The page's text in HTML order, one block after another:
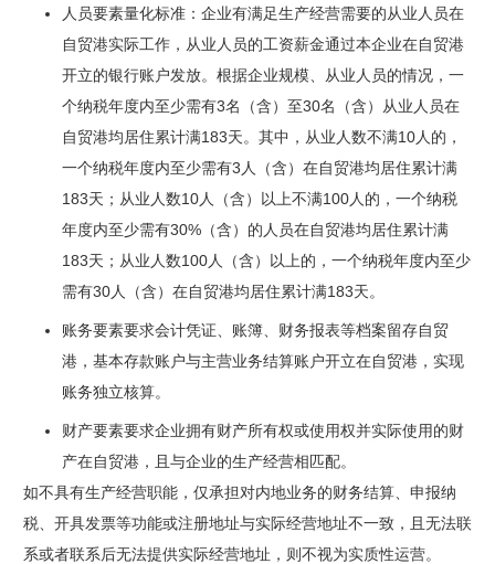
人员要素量化标准：企业有满足生产经营需要的从业人员在
自贸港实际工作，从业人员的工资薪金通过本企业在自贸港
开立的银行账户发放。根据企业规模、从业人员的情况，一
个纳税年度内至少需有3名（含）至30名（含）从业人员在
自贸港均居住累计满183天。其中，从业人数不满10人的，
一个纳税年度内至少需有3人（含）在自贸港均居住累计满
183天；从业人数10人（含）以上不满100人的，一个纳税
年度内至少需有30%（含）的人员在自贸港均居住累计满
183天；从业人数100人（含）以上的，一个纳税年度内至少
需有30人（含）在自贸港均居住累计满183天。
账务要素要求会计凭证、账簿、财务报表等档案留存自贸
港，基本存款账户与主营业务结算账户开立在自贸港，实现
账务独立核算。
财产要素要求企业拥有财产所有权或使用权并实际使用的财
产在自贸港，且与企业的生产经营相匹配。
如不具有生产经营职能，仅承担对内地业务的财务结算、申报纳
税、开具发票等功能或注册地址与实际经营地址不一致，且无法联
系或者联系后无法提供实际经营地址，则不视为实质性运营。